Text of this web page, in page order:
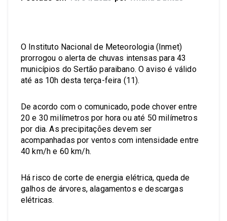
O Instituto Nacional de Meteorologia (Inmet)
prorrogou o alerta de chuvas intensas para 43
municípios do Sertão paraibano. O aviso é válido
até as 10h desta terça-feira (11).
De acordo com o comunicado, pode chover entre
20 e 30 milímetros por hora ou até 50 milímetros
por dia. As precipitações devem ser
acompanhadas por ventos com intensidade entre
40 km/h e 60 km/h.
Há risco de corte de energia elétrica, queda de
galhos de árvores, alagamentos e descargas
elétricas.